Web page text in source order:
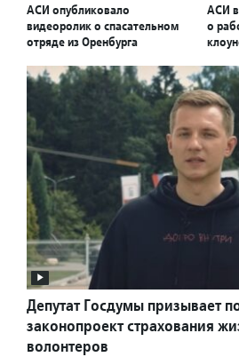
АСИ опубликовало
видеоролик о спасательном
отряде из Оренбурга
АСИ
о
Депутат Госдумы призывает
законопроект страхования
волонтеров